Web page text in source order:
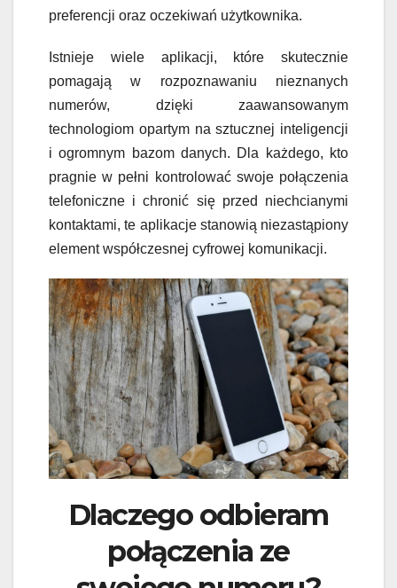
preferencji oraz oczekiwań użytkownika.
Istnieje wiele aplikacji, które skutecznie
pomagają w rozpoznawaniu nieznanych
numerów, dzięki zaawansowanym
technologiom opartym na sztucznej inteligencji
i ogromnym bazom danych. Dla każdego, kto
pragnie w pełni kontrolować swoje połączenia
telefoniczne i chronić się przed niechcianymi
kontaktami, te aplikacje stanowią niezastąpiony
element współczesnej cyfrowej komunikacji.
Dlaczego odbieram
połączenia ze